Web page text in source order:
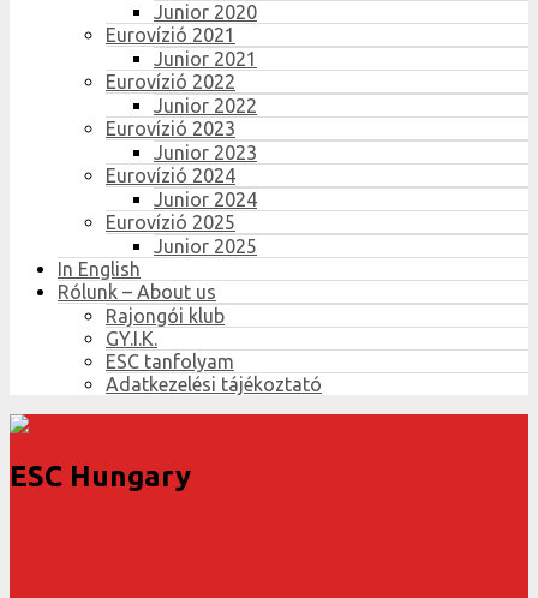
Junior 2020
Eurovízió 2021
Junior 2021
Eurovízió 2022
Junior 2022
Eurovízió 2023
Junior 2023
Eurovízió 2024
Junior 2024
Eurovízió 2025
Junior 2025
In English
Rólunk – About us
Rajongói klub
GY.I.K.
ESC tanfolyam
Adatkezelési tájékoztató
ESC Hungary